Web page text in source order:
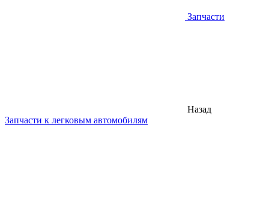
Запчасти
Назад
Запчасти к легковым автомобилям